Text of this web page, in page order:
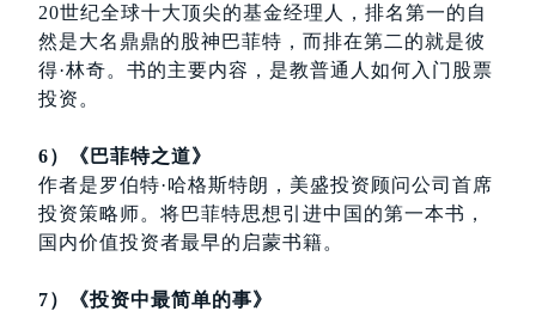
20世纪全球十大顶尖的基金经理人，排名第一的自
然是大名鼎鼎的股神巴菲特，而排在第二的就是彼
得·林奇。书的主要内容，是教普通人如何入门股票
投资。
6）《巴菲特之道》
作者是罗伯特·哈格斯特朗，美盛投资顾问公司首席
投资策略师。将巴菲特思想引进中国的第一本书，
国内价值投资者最早的启蒙书籍。
7）《投资中最简单的事》